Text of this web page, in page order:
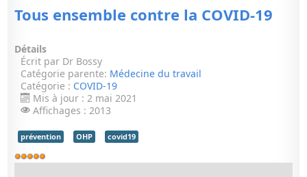
Tous ensemble contre la COVID-19
Détails
Écrit par Dr Bossy
Catégorie parente: Médecine du travail
Catégorie : COVID-19
Mis à jour : 2 mai 2021
Affichages : 2013
prévention OHP covid19
Vote